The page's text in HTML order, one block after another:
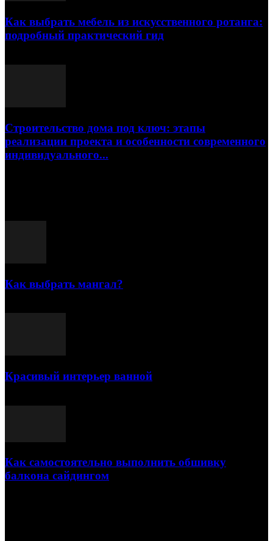
Как выбрать мебель из искусственного ротанга:
подробный практический гид
Строительство дома под ключ: этапы
реализации проекта и особенности современного
индивидуального...
Как выбрать мангал?
Красивый интерьер ванной
Как самостоятельно выполнить обшивку
балкона сайдингом